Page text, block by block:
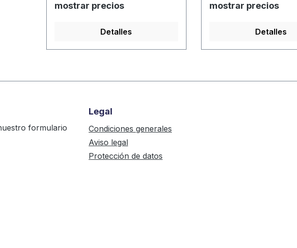
mostrar precios
Detalles
mostrar precios
Detalles
formulario
Legal
Condiciones generales
Aviso legal
Protección de datos